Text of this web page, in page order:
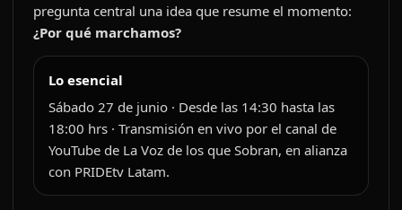
pregunta central una idea que resume el momento:
¿Por qué marchamos?
Lo esencial
Sábado 27 de junio · Desde las 14:30 hasta las
18:00 hrs · Transmisión en vivo por el canal de
YouTube de La Voz de los que Sobran, en alianza
con PRIDEtv Latam.